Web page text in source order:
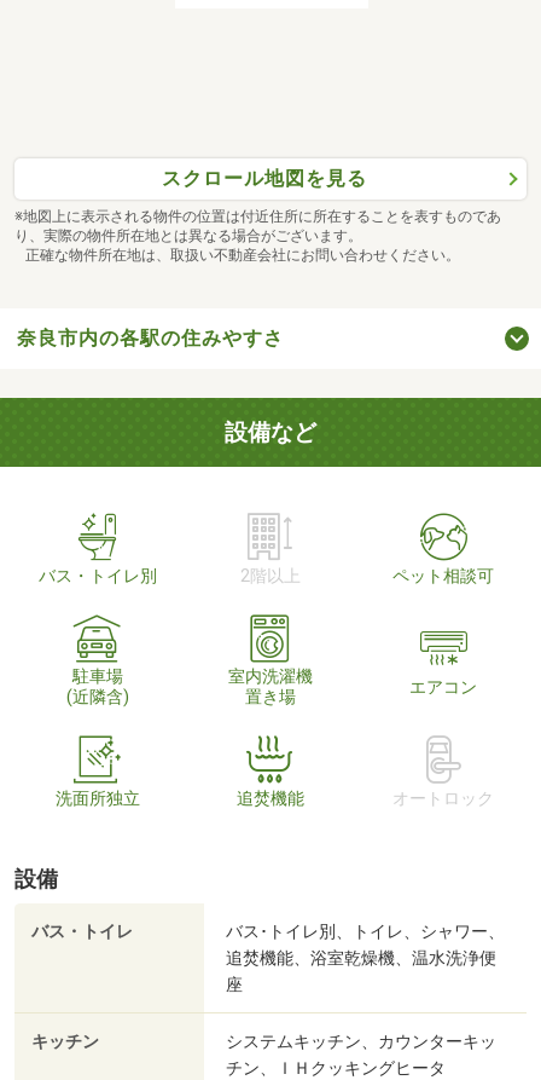
スクロール地図を見る
※地図上に表示される物件の位置は付近住所に所在することを表すものであ
り、実際の物件所在地とは異なる場合がございます。
正確な物件所在地は、取扱い不動産会社にお問い合わせください。
奈良市内の各駅の住みやすさ
設備など
バス・トイレ別 2階以上 ペット相談可
駐車場
(近隣含)
室内洗濯機
置き場
エアコン
洗面所独立 追焚機能 オートロック
設備
バス・トイレ
バス･トイレ別、トイレ、シャワー、
追焚機能、浴室乾燥機、温水洗浄便
座
キッチン
システムキッチン、カウンターキッ
チン、ＩＨクッキングヒータ